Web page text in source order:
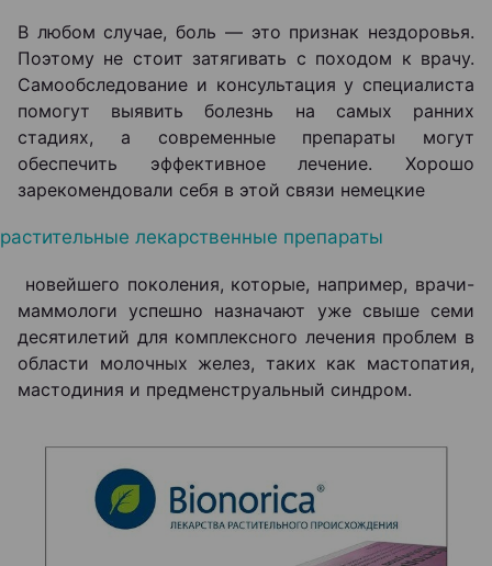
В любом случае, боль — это признак нездоровья.
Поэтому не стоит затягивать с походом к врачу.
Самообследование и консультация у специалиста
помогут выявить болезнь на самых ранних
стадиях, а современные препараты могут
обеспечить эффективное лечение. Хорошо
зарекомендовали себя в этой связи немецкие
растительные лекарственные препараты
новейшего поколения, которые, например, врачи-
маммологи успешно назначают уже свыше семи
десятилетий для комплексного лечения проблем в
области молочных желез, таких как мастопатия,
мастодиния и предменструальный синдром.